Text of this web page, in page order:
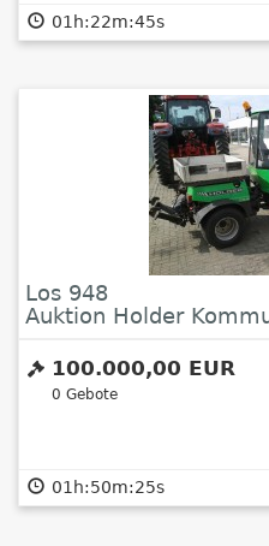
01h:22m:44s
Los 948
Auktion Holder
100.000,00 EUR
0 Gebote
01h:50m:24s